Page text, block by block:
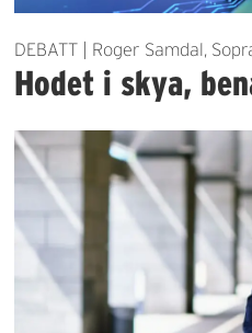
DEBATT | Roger Samdal,
Hodet i skya,